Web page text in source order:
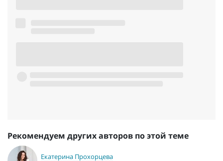
Рекомендуем других авторов по этой теме
Екатерина Прохорцева